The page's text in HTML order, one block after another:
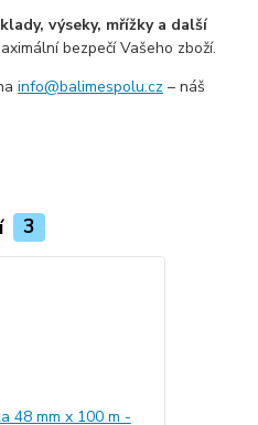
výseky, mřížky a další
bezpečí Vašeho zboží.
info@balimespolu.cz – náš
3